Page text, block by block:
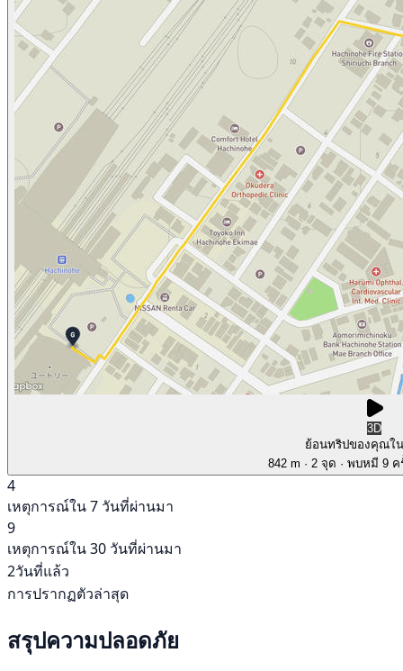
3D
ย้อนทริปของคุณใ
842 m · 2 จุด · พบหมี 9
4
เหตุการณ์ใน 7 วันที่ผ่านมา
9
เหตุการณ์ใน 30 วันที่ผ่านมา
2วันที่แล้ว
การปรากฏตัวล่าสุด
สรุปความปลอดภัย